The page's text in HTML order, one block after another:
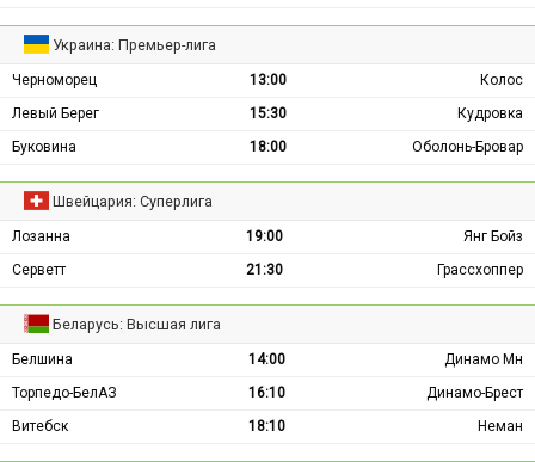
Украина: Премьер-лига
Черноморец 13:00
Колос
Левый Берег
15:30
Кудровка
Буковина
18:00 Оболонь-Бровар
Швейцария: Суперлига
Лозанна 19:00
Янг Бойз
Серветт
21:30 Грассхоппер
Беларусь: Высшая лига
Белшина 14:00
Динамо Мн
Торпедо-БелАЗ
16:10
Динамо-Брест
Витебск
18:10 Неман